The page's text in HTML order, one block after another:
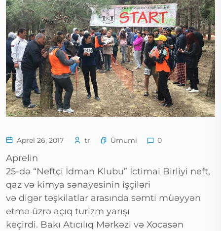
Aprel 26, 2017 tr Ümumi 0
Aprelin
25-də “Neftçi İdman Klubu” İctimai Birliyi neft,
qaz və kimya sənayesinin işçiləri
və digər təşkilatlar arasında səmti müəyyən
etmə üzrə açıq turizm yarışı
keçirdi. Bakı Atıcılıq Mərkəzi və Xocəsən